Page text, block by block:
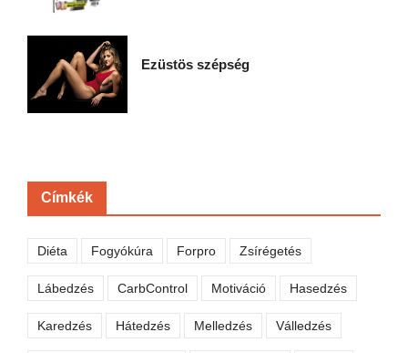
Ezüstös szépség
Címkék
Diéta Fogyókúra Forpro Zsírégetés
Lábedzés CarbControl Motiváció Hasedzés
Karedzés Hátedzés Melledzés Válledzés